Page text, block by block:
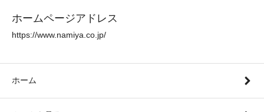
ホームページアドレス
https://www.namiya.co.jp/
ホーム